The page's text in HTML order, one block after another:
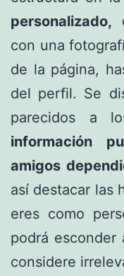
personalizado,
con una
de la página,
del perfil. Se
parecidos a
información
amigos
así destacar las
eres como
podrá esconder
considere